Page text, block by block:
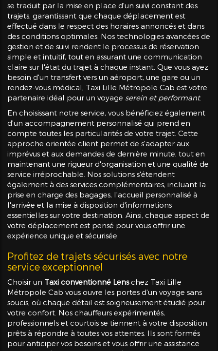
se traduit par la mise en place d'un suivi constant des
trajets, garantissant que chaque déplacement est
effectué dans le respect des horaires annoncés et dans
des conditions optimales. Nos technologies avancées de
gestion et de suivi rendent le processus de réservation
simple et intuitif, tout en assurant une communication
claire sur l'état du trajet à chaque instant. Que vous ayez
besoin d'un transfert vers un aéroport, une gare ou un
rendez-vous médical, Taxi Lille Métropole Cab est votre
partenaire idéal pour un voyage serein et performant.
En choisissant notre service, vous bénéficiez également
d'un accompagnement personnalisé qui prend en
compte toutes les particularités de votre trajet. Cette
approche orientée client permet de s'adapter aux
imprévus et aux demandes de dernière minute, tout en
maintenant une rigueur d'organisation et une qualité de
service irréprochable. Nos solutions s'étendent
également à des services complémentaires, incluant la
prise en charge des bagages, l'accueil personnalisé à
l'arrivée et la mise à disposition d'informations
essentielles sur votre destination. Ainsi, chaque aspect de
votre déplacement est pensé pour vous offrir une
expérience unique et sécurisée.
Profitez de trajets sécurisés avec notre
service exceptionnel
Choisir un Taxi conventionné Lenschez Taxi Lille
Métropole Cab vous ouvre les portes d'un voyage sans
soucis, où chaque détail est soigneusement étudié pour
votre confort. Nos chauffeurs expérimentés,
professionnels et courtois se tiennent à votre disposition,
prêts à répondre à toutes vos attentes. Ils sont formés
pour anticiper vos besoins et vous offrir une assistance